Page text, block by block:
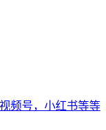
频号，小红书等等